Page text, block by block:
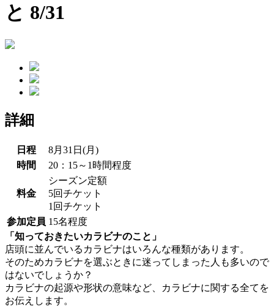
と 8/31
詳細
日程
8月31日(月)
時間
20：15～1時間程度
料金
シーズン定額
5回チケット
1回チケット
参加定員 15名程度
「知っておきたいカラビナのこと」
店頭に並んでいるカラビナはいろんな種類があります。
そのためカラビナを選ぶときに迷ってしまった人も多いので
はないでしょうか？
カラビナの起源や形状の意味など、カラビナに関する全てを
お伝えします。